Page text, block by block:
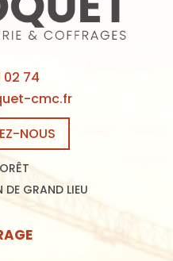
02 74
cmc.fr
NOUS
GRAND LIEU